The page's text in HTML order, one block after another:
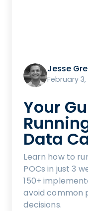
Jesse
February 3,
Your
Data
Learn how to
POCs in just 3
150+
avoid common
decisions.